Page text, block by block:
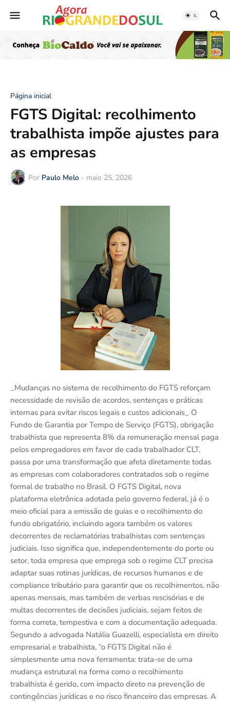
Página inicial
FGTS Digital: recolhimento
trabalhista impõe ajustes para
as empresas
Por Paulo Melo - maio 25, 2026
_Mudanças no sistema de recolhimento do FGTS reforçam
necessidade de revisão de acordos, sentenças e práticas
internas para evitar riscos legais e custos adicionais_ O
Fundo de Garantia por Tempo de Serviço (FGTS), obrigação
trabalhista que representa 8% da remuneração mensal paga
pelos empregadores em favor de cada trabalhador CLT,
passa por uma transformação que afeta diretamente todas
as empresas com colaboradores contratados sob o regime
formal de trabalho no Brasil. O FGTS Digital, nova
plataforma eletrônica adotada pelo governo federal, já é o
meio oficial para a emissão de guias e o recolhimento do
fundo obrigatório, incluindo agora também os valores
decorrentes de reclamatórias trabalhistas com sentenças
judiciais. Isso significa que, independentemente do porte ou
setor, toda empresa que emprega sob o regime CLT precisa
adaptar suas rotinas jurídicas, de recursos humanos e de
compliance tributário para garantir que os recolhimentos, não
apenas mensais, mas também de verbas rescisórias e de
multas decorrentes de decisões judiciais, sejam feitos de
forma correta, tempestiva e com a documentação adequada.
Segundo a advogada Natália Guazelli, especialista em direito
empresarial e trabalhista, “o FGTS Digital não é
simplesmente uma nova ferramenta: trata-se de uma
mudança estrutural na forma como o recolhimento
trabalhista é gerido, com impacto direto na prevenção de
contingências jurídicas e no risco financeiro das empresas. A